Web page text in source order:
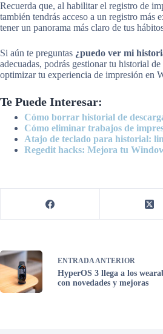
Recuerda que, al habilitar el registro de
también tendrás acceso a un registro más
tener un panorama más claro de tus
Si aún te preguntas ¿puedo ver mi
adecuadas, podrás gestionar tu historial
optimizar tu experiencia de impresión en
Te Puede Interesar:
Cómo borrar historial de
Cómo eliminar trabajos de
Atajo de teclado para historial:
Regedit hacks: Mejora tu
ENTRADAANTERIOR
HyperOS 3 llega a los
con novedades y mejoras